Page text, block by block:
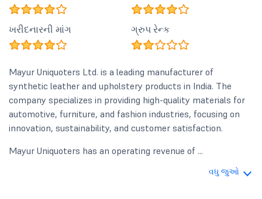
ખરીદનારની માંગ ગ્રુપ રેન્ક
Mayur Uniquoters Ltd. is a leading manufacturer of
synthetic leather and upholstery products in India. The
company specializes in providing high-quality materials for
automotive, furniture, and fashion industries, focusing on
innovation, sustainability, and customer satisfaction.
Mayur Uniquoters has an operating revenue of ...
વધુ જુઓ